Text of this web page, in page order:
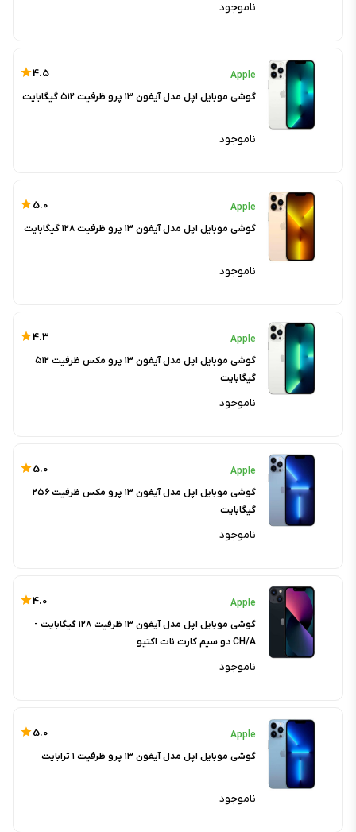
ناموجود
Apple
4.5
گوشی موبایل اپل مدل آیفون ۱۳ پرو ظرفیت ۵۱۲ گیگابایت
ناموجود
Apple
5.0
گوشی موبایل اپل مدل آیفون ۱۳ پرو ظرفیت ۱۲۸ گیگابایت
ناموجود
Apple
4.3
گوشی موبایل اپل مدل آیفون ۱۳ پرو مکس ظرفیت ۵۱۲
گیگابایت
ناموجود
Apple
5.0
گوشی موبایل اپل مدل آیفون ۱۳ پرو مکس ظرفیت ۲۵۶
گیگابایت
ناموجود
Apple
4.0
گوشی موبایل اپل مدل آیفون ۱۳ ظرفیت ۱۲۸ گیگابایت -
CH/A دو سیم کارت نات اکتیو
ناموجود
Apple
5.0
گوشی موبایل اپل مدل آیفون ۱۳ پرو ظرفیت ۱ ترابایت
ناموجود